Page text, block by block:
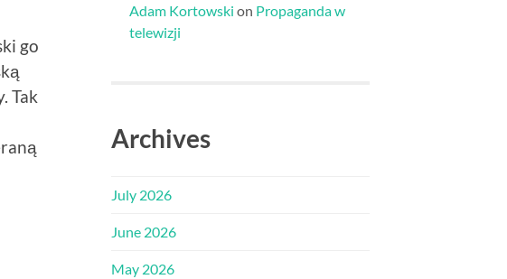
go
Tak
Adam Kortowski on Propaganda w
telewizji
Archives
July 2026
June 2026
May 2026